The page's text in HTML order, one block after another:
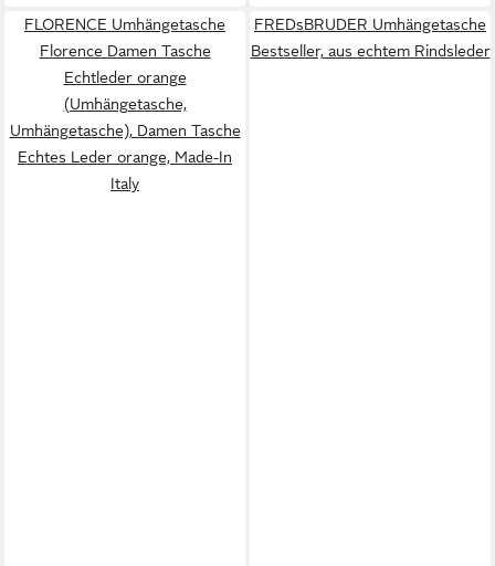
FLORENCE Umhängetasche
Florence Damen Tasche
Echtleder orange
(Umhängetasche,
Umhängetasche), Damen Tasche
Echtes Leder orange, Made-In
Italy
FREDsBRUDER Umhängetasche
Bestseller, aus echtem Rindsleder